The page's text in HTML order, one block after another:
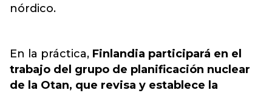
nórdico.
En la práctica, Finlandia participará en el
trabajo del grupo de planificación nuclear
de la Otan, que revisa y establece la